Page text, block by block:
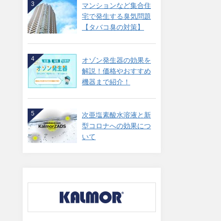
3
マンションなど集合住
宅で発生する臭気問題
【タバコ臭の対策】
4
オゾン発生器の効果を
解説！価格やおすすめ
機器まで紹介！
5
次亜塩素酸水溶液と新
型コロナへの効果につ
いて